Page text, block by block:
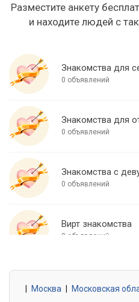
Разместите анкету
и находите людей с
Знакомства для
0 объявлений
Знакомства для
0 объявлений
Знакомства с
0 объявлений
Вирт знакомства
0 объявлений
0 объявлений
Москва Московская